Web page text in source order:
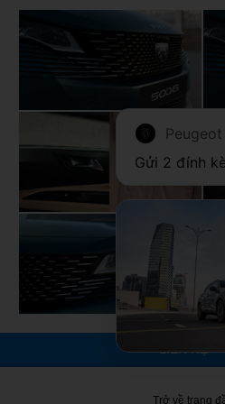
KHÔNG GIAN BÊN
New Peugeot 5008 - Tiện
Mẫu SUV 7 chỗ New
bạn một không gian rộng rãi
ghế linh hoạt bậc nhất phân
Ngoài ra khoang hành lý còn
không gian bằng cách tuỳ
với cốp xe mở điện rảnh tay
huống.
LIÊN HỆ
Trở về trang
Gửi 2 đính